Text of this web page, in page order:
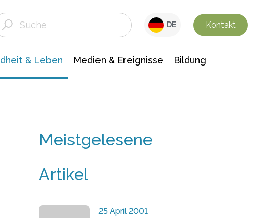
DE Kontakt
& Leben Medien & Ereignisse Bildung
Meistgelesene
Artikel
25 April 2001